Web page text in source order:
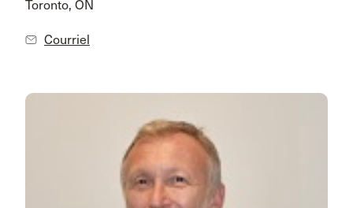
Toronto, ON
Courriel